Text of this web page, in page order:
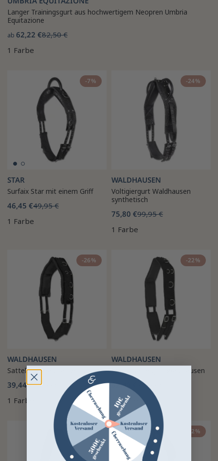
Langer Trainingsgurt aus hochwertigem Neopren Umbria
Equitazione
ab 62,22 €82,50 €
1 Farbe
-7%
STAR
Surfaix Star mit einem Griff
46,45 €49,95 €
1 Farbe
-24%
WALDHAUSEN
Voltigiergurt Waldhausen
synthetisch
75,80 €99,95 €
1 Farbe
-26%
WALDHAUSEN
Sattelgurt Waldhausen Soft
39,44 €52,95 €
1 Farbe
-22%
WALDHAUSEN
Nylon-Sattelgurt Waldhausen
62,49 €
79,95 €
1 Farbe
-21% -22%